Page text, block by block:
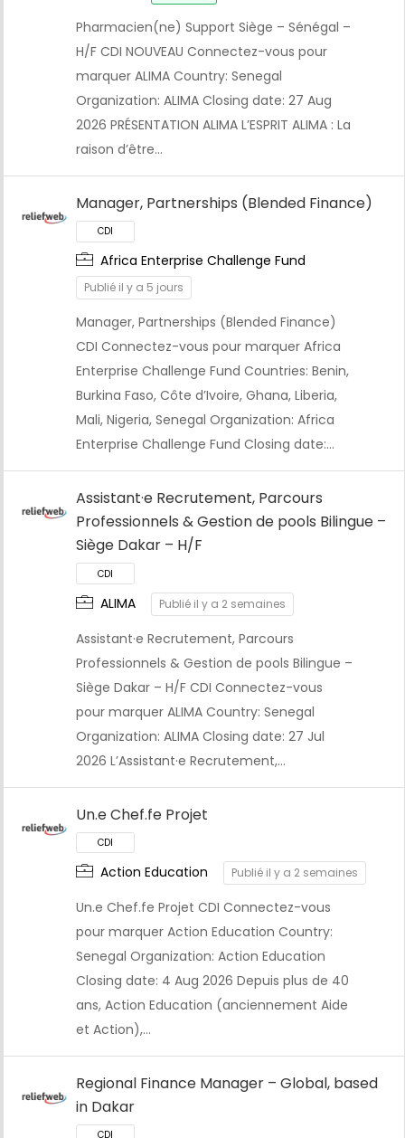
CDI
CDI
Pharmacien(ne) Support Siège – Sénégal –
H/F CDI NOUVEAU Connectez-vous pour
marquer ALIMA Country: Senegal
Organization: ALIMA Closing date: 27 Aug
2026 PRÉSENTATION ALIMA L’ESPRIT ALIMA : La
raison d’être…
Manager, Partnerships (Blended Finance)
Africa Enterprise Challenge Fund
Publié il y a 5 jours
Manager, Partnerships (Blended Finance)
CDI Connectez-vous pour marquer Africa
Enterprise Challenge Fund Countries: Benin,
Burkina Faso, Côte d’Ivoire, Ghana, Liberia,
Mali, Nigeria, Senegal Organization: Africa
Enterprise Challenge Fund Closing date:…
Assistant·e Recrutement, Parcours
Professionnels & Gestion de pools Bilingue –
Siège Dakar – H/F
ALIMA Publié il y a 2 semaines
Assistant·e Recrutement, Parcours
Professionnels & Gestion de pools Bilingue –
Siège Dakar – H/F CDI Connectez-vous
pour marquer ALIMA Country: Senegal
Organization: ALIMA Closing date: 27 Jul
2026 L’Assistant·e Recrutement,…
Un.e Chef.fe Projet
Action Education Publié il y a 2 semaines
Un.e Chef.fe Projet CDI Connectez-vous
pour marquer Action Education Country:
Senegal Organization: Action Education
Closing date: 4 Aug 2026 Depuis plus de 40
ans, Action Education (anciennement Aide
et Action),…
Regional Finance Manager – Global, based
in Dakar